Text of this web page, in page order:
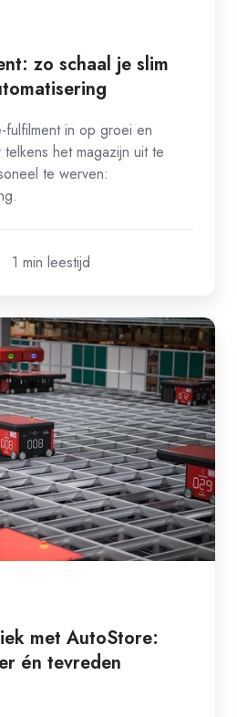
zo schaal je slim
in op groei en
het magazijn uit te
te werven:
1 min leestijd
met AutoStore:
én tevreden